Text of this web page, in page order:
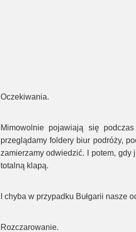
Oczekiwania.
Mimowolnie pojawiają się
przeglądamy foldery biur podróży,
zamierzamy odwiedzić. I potem, gdy
totalną klapą.
I chyba w przypadku Bułgarii nasze
Rozczarowanie.